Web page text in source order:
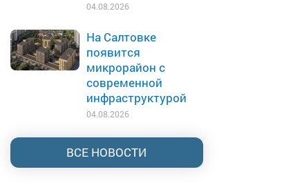
04.08.2026
На Салтовке
появится
микрорайон с
современной
инфраструктурой
04.08.2026
ВСЕ НОВОСТИ